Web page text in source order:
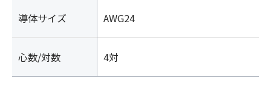
導体サイズ AWG24
心数/対数 4対